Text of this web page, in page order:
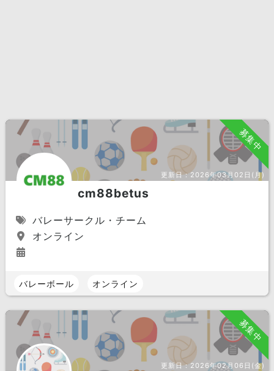
募集中
更新日：2026年03月02日(月)
cm88betus
バレーサークル・チーム
オンライン
バレーボール オンライン
募集中
更新日：2026年02月06日(金)